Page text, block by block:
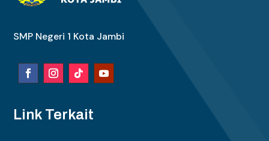
SMP Negeri 1 Kota Jambi
Link Terkait